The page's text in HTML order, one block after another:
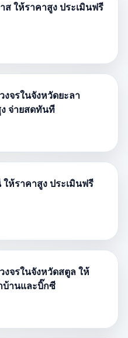
ให้ราคาสูง ประเมินฟรี
จรในจังหวัดยะลา
ง จ่ายสดทันที
ห้ราคาสูง ประเมินฟรี
จรในจังหวัดสตูล ให้
บ้านและบิ๊กซี